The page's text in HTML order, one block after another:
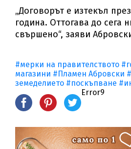
„Договорът е изтекъл
година. Оттогава до сега
свършено“, заяви
#мерки на правителството
магазини #Пламен Абровски
земеделието #поскъпване
Error9